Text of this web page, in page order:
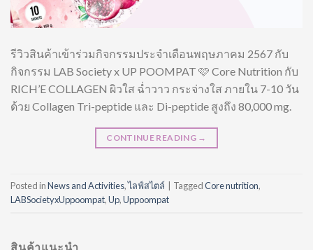
รีวิวสินค้าเข้าร่วมกิจกรรมประจำเดือนพฤษภาคม 2567 กับ
กิจกรรม LAB Society x UP POOMPAT 🩷 Core Nutrition กับ
RICH’E COLLAGEN ผิวใส ฉ่ำวาว กระจ่างใส ภายใน 7-10 วัน
ด้วย Collagen Tri-peptide และ Di-peptide สูงถึง 80,000 mg.
CONTINUE READING →
Posted inNews and Activities,ไลฟ์สไตล์ TaggedCore nutrition,
LABSocietyxUppoompat,Up,Uppoompat
สินค้าแนะนำ